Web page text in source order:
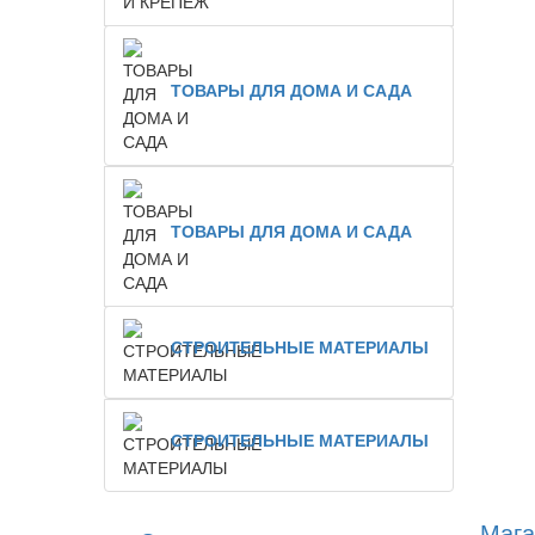
ТОВАРЫ ДЛЯ ДОМА И САДА
ТОВАРЫ ДЛЯ ДОМА И САДА
СТРОИТЕЛЬНЫЕ МАТЕРИАЛЫ
СТРОИТЕЛЬНЫЕ МАТЕРИАЛЫ